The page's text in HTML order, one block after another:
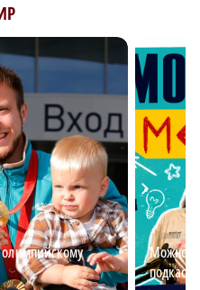
олимпийскому
Можно
подкаст